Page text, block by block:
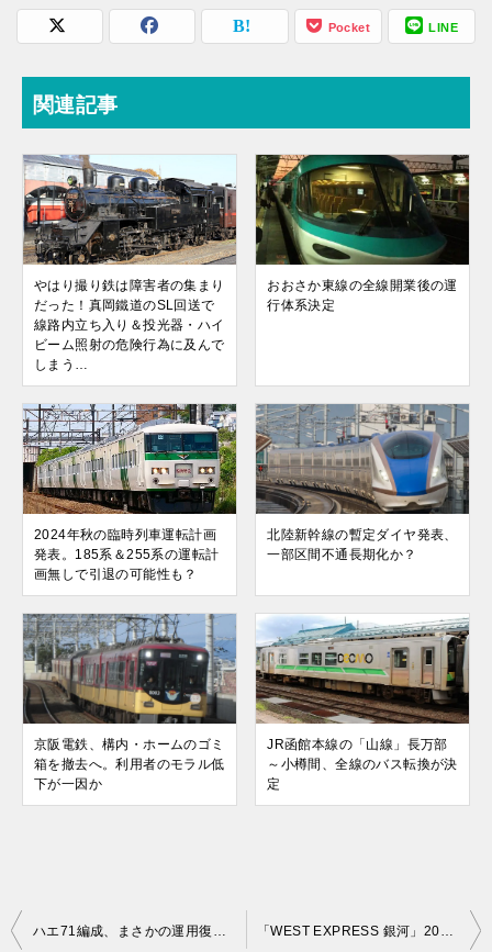
Pocket LINE
関連記事
やはり撮り鉄は障害者の集まり
だった！真岡鐵道のSL回送で
線路内立ち入り＆投光器・ハイ
ビーム照射の危険行為に及んで
しまう…
おおさか東線の全線開業後の運
行体系決定
2024年秋の臨時列車運転計画
発表。185系＆255系の運転計
画無しで引退の可能性も？
北陸新幹線の暫定ダイヤ発表、
一部区間不通長期化か？
京阪電鉄、構内・ホームのゴミ
箱を撤去へ。利用者のモラル低
下が一因か
JR函館本線の「山線」長万部
～小樽間、全線のバス転換が決
定
投
ハエ71編成、まさかの運用復帰！今後はどうなる？ 「WEST EXPRESS 銀河」2020年5月より運行開始